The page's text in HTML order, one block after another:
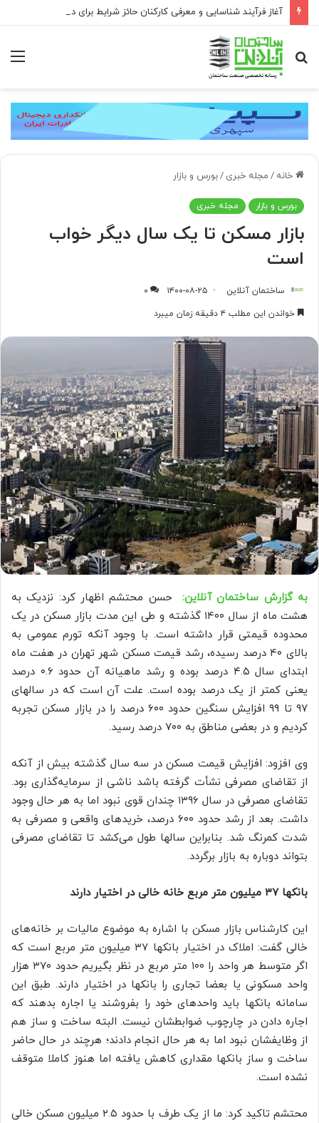
جستجو
برای
خانه / مجله خبری /بورس و بازار
بورس و بازار مجله خبری
بازار مسکن تا یک سال دیگر خواب
است
ساختمان آنلاین ۱۴۰۰-۰۸-۲۵
۰
خواندن این مطلب ۴ دقیقه زمان میبرد
به گزارش ساختمان آنلاین:
حسن محتشم اظهار کرد: نزدیک به
هشت ماه از سال ۱۴۰۰ گذشته و طی این مدت بازار مسکن در یک
محدوده قیمتی قرار داشته است. با وجود آنکه تورم عمومی به
بالای ۴۰ درصد رسیده، رشد قیمت مسکن شهر تهران در هفت ماه
ابتدای سال ۴.۵ درصد بوده و رشد ماهیانه آن حدود ۰.۶ درصد
یعنی کمتر از یک درصد بوده است. علت آن است که در سالهای
۹۷ تا ۹۹ افزایش سنگین حدود ۶۰۰ درصد را در بازار مسکن تجربه
کردیم و در بعضی مناطق به ۷۰۰ درصد رسید.
وی افزود: افزایش قیمت مسکن در سه سال گذشته بیش از آنکه
از تقاضای مصرفی نشأت گرفته باشد ناشی از سرمایه‌گذاری بود.
تقاضای مصرفی در سال ۱۳۹۶ چندان قوی نبود اما به هر حال وجود
داشت. بعد از رشد حدود ۶۰۰ درصد، خریدهای واقعی و مصرفی به
شدت کمرنگ شد. بنابراین سالها طول می‌کشد تا تقاضای مصرفی
بتواند دوباره به بازار برگردد.
بانکها ۳۷ میلیون متر مربع خانه خالی در اختیار دارند
این کارشناس بازار مسکن با اشاره به موضوع مالیات بر خانه‌های
خالی گفت: املاک در اختیار بانکها ۳۷ میلیون متر مربع است که
اگر متوسط هر واحد را ۱۰۰ متر مربع در نظر بگیریم حدود ۳۷۰ هزار
واحد مسکونی یا بعضا تجاری را بانکها در اختیار دارند. طبق این
سامانه بانکها باید واحدهای خود را بفروشند یا اجاره بدهند که
اجاره دادن در چارچوب ضوابطشان نیست. البته ساخت و ساز هم
از وظایفشان نبود اما به هر حال انجام دادند؛ هرچند در حال حاضر
ساخت و ساز بانکها مقداری کاهش یافته اما هنوز کاملا متوقف
نشده است.
محتشم تاکید کرد: ما از یک طرف با حدود ۲.۵ میلیون مسکن خالی